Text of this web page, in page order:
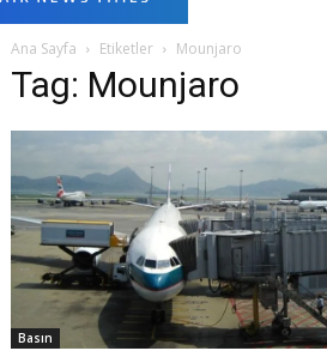
Ana Sayfa Etiketler Mounjaro
Tag: Mounjaro
Basın